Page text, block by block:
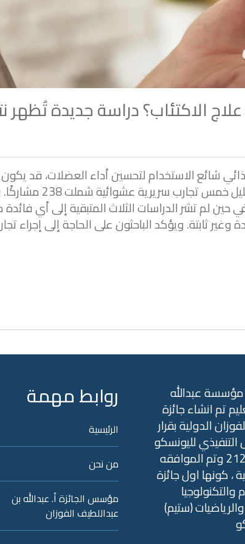
الاكتئاب؟ دراسة جديدة تُظهر
شائع الاستخدام لتحسين أداء العضلات، قد
خلال دعم إنتاج
حين لم تشر الدراسات الثلاث المتبقية إلى أي
ثابتة. ويؤكد الباحثون على الحاجة إلى إجراء
مؤسسة عبدالله
تم انشاء جائزة
الدولية بقرار
لليونسكو
في الدورة 212 وتم الموافقه
، كونها اول جائزة
(ستيم)
روابط مهمة
الرئيسية
من نحن
مؤسس الجائزة أ. عبدالله بن
عبداللطيف الفوزان